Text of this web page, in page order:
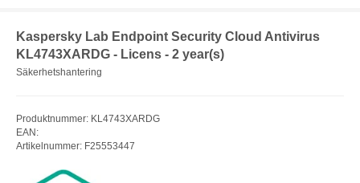
Kaspersky Lab Endpoint Security Cloud Antivirus
KL4743XARDG - Licens - 2 year(s)
Säkerhetshantering
Produktnummer: KL4743XARDG
EAN:
Artikelnummer: F25553447